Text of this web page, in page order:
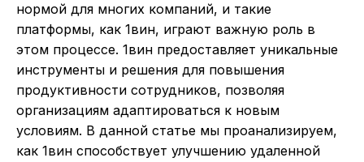
нормой для многих компаний, и такие
платформы, как 1вин, играют важную роль в
этом процессе. 1вин предоставляет уникальные
инструменты и решения для повышения
продуктивности сотрудников, позволяя
организациям адаптироваться к новым
условиям. В данной статье мы проанализируем,
как 1вин способствует улучшению удаленной